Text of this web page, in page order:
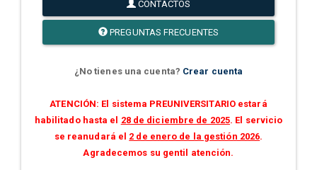
CONTACTOS
PREGUNTAS FRECUENTES
¿No tienes una cuenta? Crear cuenta
ATENCIÓN: El sistema PREUNIVERSITARIO estará
habilitado hasta el 28 de diciembre de 2025. El servicio
se reanudará el 2 de enero de la gestión 2026.
Agradecemos su gentil atención.